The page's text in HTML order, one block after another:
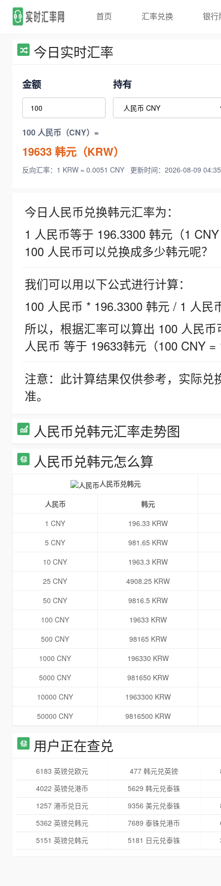
首页 汇率兑换 银行
今日实时汇率
金额 持有
100 人民币（CNY）=
19633韩元（KRW）
反向汇率：1 KRW = 0.0051 CNY 更新时间：2026-08-09
今日人民币兑换韩元汇率为：
1 人民币等于 196.3300 韩元（1
100 人民币可以兑换成多少韩元呢？
我们可以用以下公式进行计算：
100 人民币 * 196.3300 韩元 / 1 人民
所以，根据汇率可以算出 100 人民
人民币 等于 19633韩元（100 CNY =
注意：此计算结果仅供参考，实际
准。
人民币兑韩元汇率走势图
人民币兑韩元怎么算
人民币兑韩元
人民币
韩元
1 CNY
196.33 KRW
5 CNY
981.65 KRW
10 CNY
1963.3 KRW
25 CNY
4908.25 KRW
50 CNY
9816.5 KRW
100 CNY
19633 KRW
500 CNY
98165 KRW
1000 CNY
196330 KRW
5000 CNY
981650 KRW
10000 CNY
1963300 KRW
50000 CNY
9816500 KRW
用户正在查兑
6183 英镑兑欧元 477 韩元兑英镑
4022 英镑兑港币
5629 韩元兑泰铢
1257 港币兑日元
9356 美元兑泰铢
5362 英镑兑韩元
7689 泰铢兑港币
5151 英镑兑韩元
5181 日元兑泰铢